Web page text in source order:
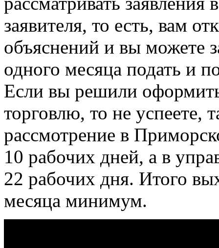
заявителя, то есть, вам
объяснений и вы можете
одного месяца подать и
Если вы решили
торговлю, то не успеете,
рассмотрение в
10 рабочих дней, а в
22 рабочих дня. Итого
месяца минимум.